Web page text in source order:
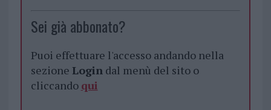
Sei già abbonato?
Puoi effettuare l'accesso andando nella
sezione Logindal menù del sito o
cliccando qui